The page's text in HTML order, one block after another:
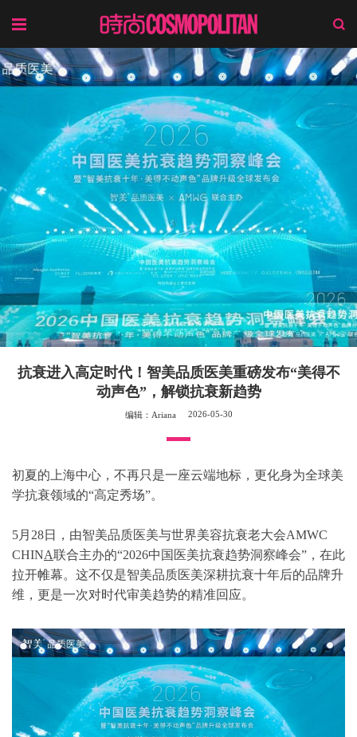
抗衰进入高定时代！智美品质医美重磅发布“美得不
动声色”，解锁抗衰新趋势
编辑：Ariana 2026-05-30
初夏的上海中心，不再只是一座云端地标，更化身为全球美
学抗衰领域的“高定秀场”。
5月28日，由智美品质医美与世界美容抗衰老大会AMWC
CHINA联合主办的“2026中国医美抗衰趋势洞察峰会”，在此
拉开帷幕。这不仅是智美品质医美深耕抗衰十年后的品牌升
维，更是一次对时代审美趋势的精准回应。